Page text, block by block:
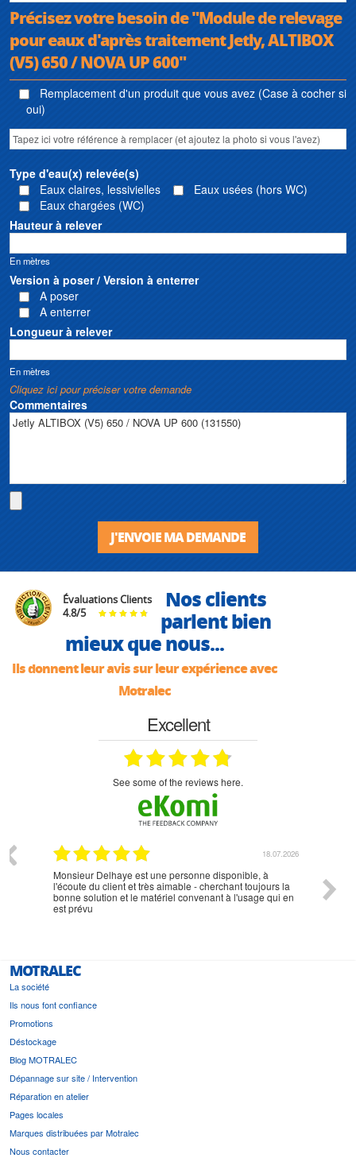
Précisez votre besoin de "Module de relevage
pour eaux d'après traitement Jetly, ALTIBOX
(V5) 650 / NOVA UP 600"
Remplacement d'un produit que vous avez (Case à cocher si
oui)
Type d'eau(x) relevée(s)
Eaux claires, lessivielles
Eaux usées (hors WC)
Eaux chargées (WC)
Hauteur à relever
En mètres
Version à poser / Version à enterrer
A poser
A enterrer
Longueur à relever
En mètres
Cliquez ici pour préciser votre demande
Commentaires
J'ENVOIE MA DEMANDE
Évaluations Clients
4.8/5
Nos clients
parlent bien
mieux que nous...
Ils donnent leur avis sur leur expérience avec
Motralec
Excellent
see some of the reviews here.
18.07.2026
Monsieur Delhaye est une personne disponible, à
l'écoute du client et très aimable - cherchant toujours la
bonne solution et le matériel convenant à l'usage qui en
est prévu
MOTRALEC
La société
Ils nous font confiance
Promotions
Déstockage
Blog MOTRALEC
Dépannage sur site / Intervention
Réparation en atelier
Pages locales
Marques distribuées par Motralec
Nous contacter